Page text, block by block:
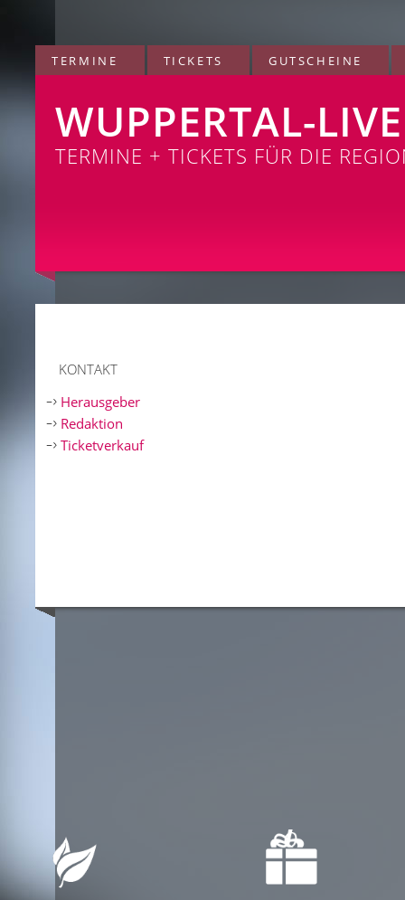
TERMINE TICKETS GUTSCHEINE
WUPPERTAL-LIVE
TERMINE + TICKETS FÜR DIE
KONTAKT
Herausgeber
Redaktion
Ticketverkauf